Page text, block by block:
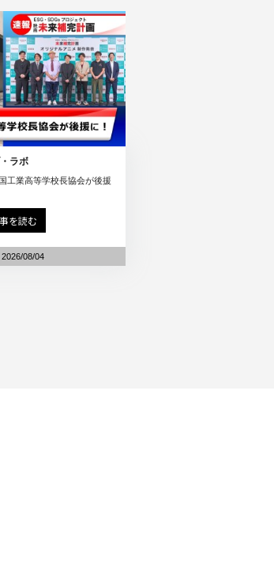
ラボ
工業高等学校長協会が後援
を読む
08/04